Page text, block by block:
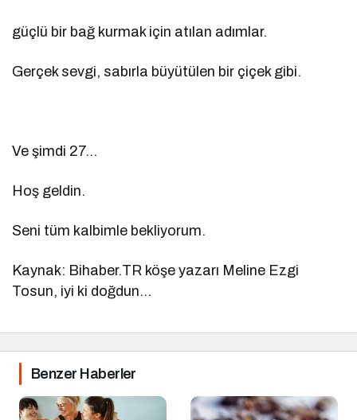
güçlü bir bağ kurmak için atılan adımlar.
Gerçek sevgi, sabırla büyütülen bir çiçek gibi.
Ve şimdi 27…
Hoş geldin.
Seni tüm kalbimle bekliyorum.
Kaynak: Bihaber.TR köşe yazarı Meline Ezgi
Tosun, iyi ki doğdun…
Benzer Haberler